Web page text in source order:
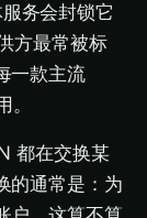
务会封锁它
方最常被标
一款主流
都在交换某
的通常是：为